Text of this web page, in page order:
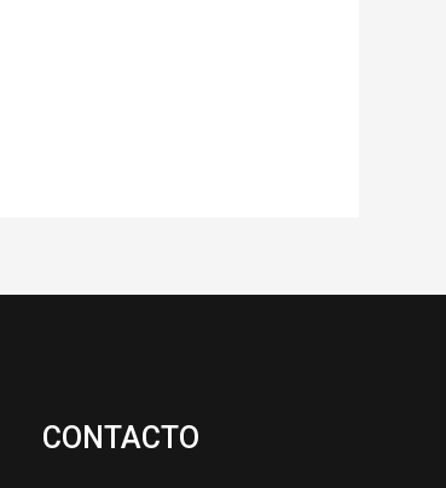
CONTACTO